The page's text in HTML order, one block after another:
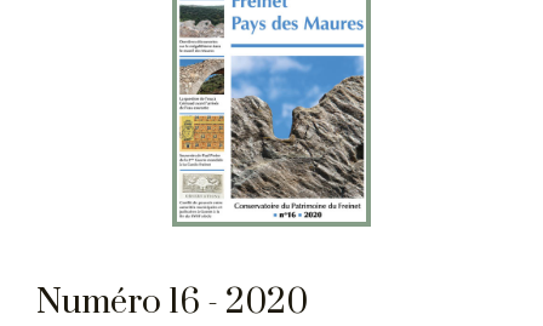
Numéro 16 - 2020